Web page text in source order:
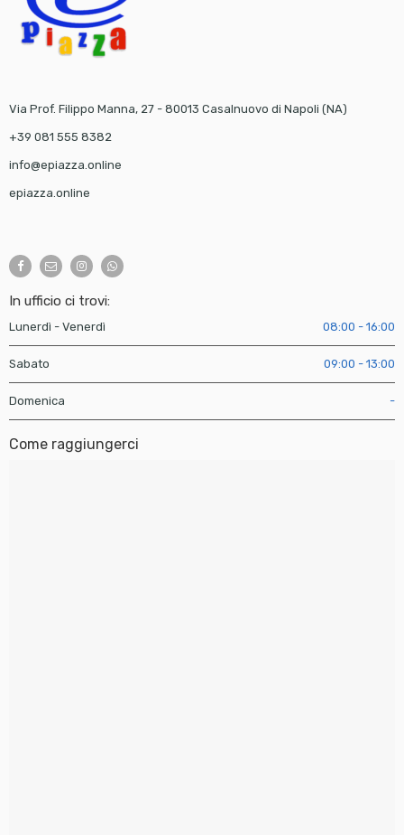
Via Prof. Filippo Manna, 27 - 80013 Casalnuovo di Napoli (NA)
+39 081 555 8382
info@epiazza.online
epiazza.online
In ufficio ci trovi:
Lunerdì - Venerdì 08:00 - 16:00
Sabato 09:00 - 13:00
Domenica -
Come raggiungerci